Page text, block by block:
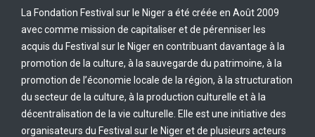
La Fondation Festival sur le Niger a été créée en Août 2009
avec comme mission de capitaliser et de pérenniser les
acquis du Festival sur le Niger en contribuant davantage à la
promotion de la culture, à la sauvegarde du patrimoine, à la
promotion de l’économie locale de la région, à la structuration
du secteur de la culture, à la production culturelle et à la
décentralisation de la vie culturelle. Elle est une initiative des
organisateurs du Festival sur le Niger et de plusieurs acteurs